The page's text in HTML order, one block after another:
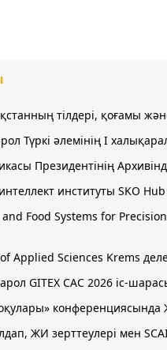
тілдері, қоғамы
Түркі әлемінің І
Президентінің
институты SKO Hub
Food Systems for
Applied Sciences Krems
GITEX CAC 2026 іс-
ЖИ зерттеулері мен